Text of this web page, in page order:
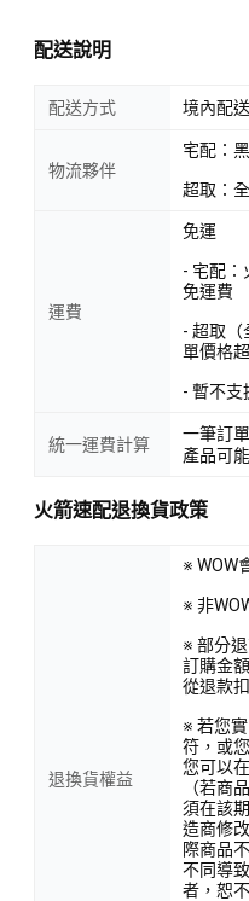
配送說明
配送方式 境內配送
物流夥伴
宅配：
超取：
運費
免運
- 宅配：
免運費
- 超取（
單價格
- 暫不支
統一運費計算
一筆訂
產品可
火箭速配退換貨政策
退換貨權益
※ WOW
※ 非
※ 部分
訂購金
從退款
※ 若您
符，或
您可以
（若商
須在該
造商修
際商品
不同導
者，恕